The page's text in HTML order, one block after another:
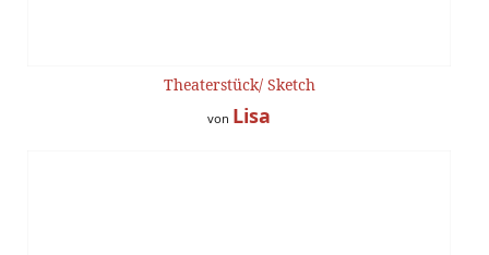
Theaterstück/ Sketch
von Lisa